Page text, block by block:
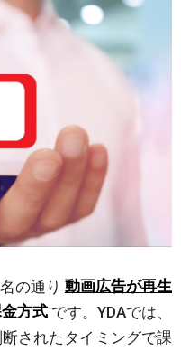
の通り 動画広告が再生
方式 です。YDAでは、
されたタイミングで課